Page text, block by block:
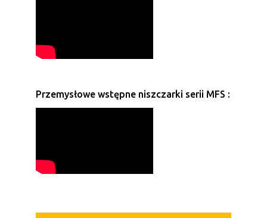
Przemysłowe wstępne niszczarki serii MFS :